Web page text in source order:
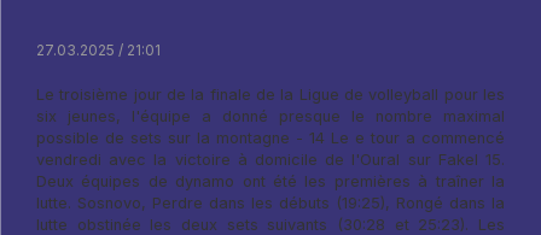
27.03.2025 / 21:01
Le troisième jour de la finale de la Ligue de volleyball pour les
six jeunes, l'équipe a donné presque le nombre maximal
possible de sets sur la montagne - 14 Le e tour a commencé
vendredi avec la victoire à domicile de l'Oural sur Fakel 15.
Deux équipes de dynamo ont été les premières à traîner la
lutte. Sosnovo, Perdre dans les débuts (19:25), Rongé dans la
lutte obstinée les deux sets suivants (30:28 et 25:23). Les